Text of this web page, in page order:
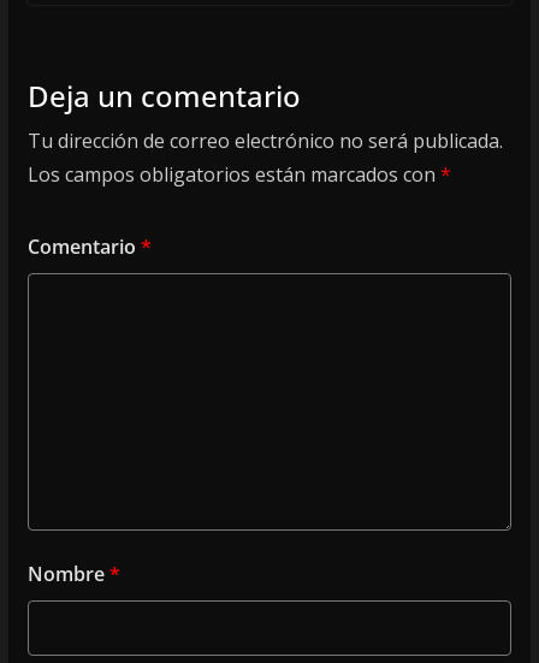
Deja un comentario
Tu dirección de correo electrónico no será publicada.
Los campos obligatorios están marcados con *
Comentario *
Nombre*